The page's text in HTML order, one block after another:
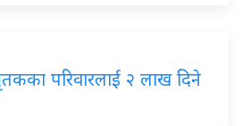
परिवारलाई २ लाख दिने